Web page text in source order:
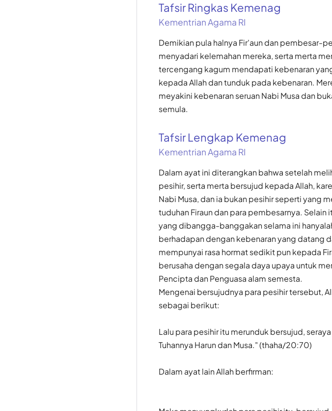
Tafsir Ringkas Kemenag
Kementrian Agama RI
Demikian pula halnya Fir'aun dan pembesar-
menyadari kelemahan mereka, serta merta
tercengang kagum mendapati kebenaran
kepada Allah dan tunduk pada kebenaran.
meyakini kebenaran seruan Nabi Musa dan
semula.
Tafsir Lengkap Kemenag
Kementrian Agama RI
Dalam ayat ini diterangkan bahwa setelah
pesihir, serta merta bersujud kepada Allah,
Nabi Musa, dan ia bukan pesihir seperti yang
tuduhan Firaun dan para pembesarnya.
yang dibangga-banggakan selama ini
berhadapan dengan kebenaran yang datang
mempunyai rasa hormat sedikit pun kepada
berusaha dengan segala daya upaya untuk
Pencipta dan Penguasa alam semesta.
Mengenai bersujudnya para pesihir tersebut,
sebagai berikut:
Lalu para pesihir itu merunduk bersujud,
Tuhannya Harun dan Musa." (thaha/20:70)
Dalam ayat lain Allah berfirman: